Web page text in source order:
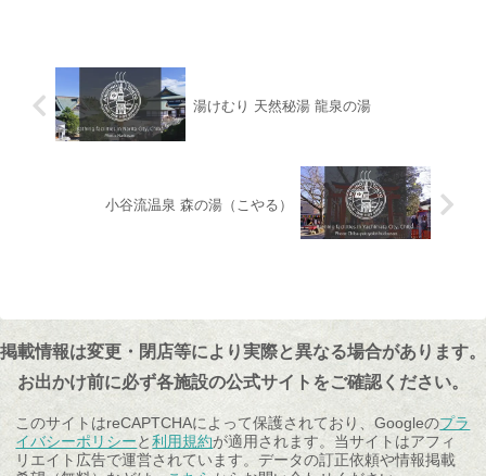
湯けむり 天然秘湯 龍泉の湯
小谷流温泉 森の湯（こやる）
掲載情報は変更・閉店等により実際と異なる場合があります。
お出かけ前に必ず各施設の公式サイトをご確認ください。
このサイトはreCAPTCHAによって保護されており、Googleのプラ
イバシーポリシーと利用規約が適用されます。当サイトはアフィ
リエイト広告で運営されています。データの訂正依頼や情報掲載